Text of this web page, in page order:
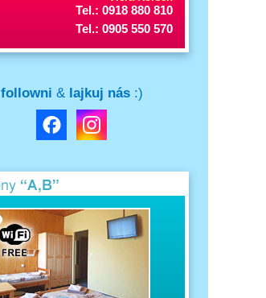
Tel.: 0918 880 810
Tel.: 0905 550 570
followni & lajkuj nás:)